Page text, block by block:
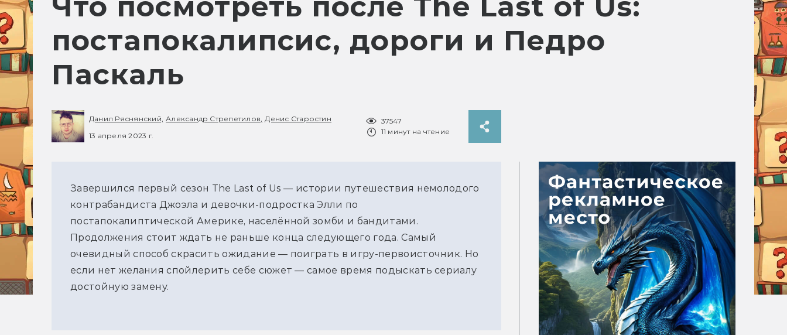
постапокалипсис, дороги и Педро
Паскаль
Данил Ряснянский, Александр Стрепетилов, Денис Старостин
13 апреля 2023 г.
37547
11 минут на чтение
Завершился первый сезон The Last of Us — истории путешествия немолодого
контрабандиста Джоэла и девочки-подростка Элли по
постапокалиптической Америке, населённой зомби и бандитами.
Продолжения стоит ждать не раньше конца следующего года. Самый
очевидный способ скрасить ожидание — поиграть в игру-первоисточник. Но
если нет желания спойлерить себе сюжет — самое время подыскать сериалу
достойную замену.